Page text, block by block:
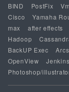
BIND
PostFix
Cisco
Yamaha
max
after effects
Hadoop
BackUP Exec
OpenView
Jenkins
Photoshop/